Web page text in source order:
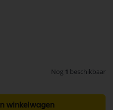
Nog 1 beschikbaar
In winkelwagen